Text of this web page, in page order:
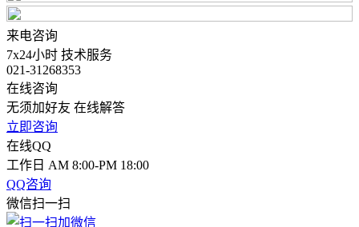
来电咨询
7x24小时 技术服务
021-31268353
在线咨询
无须加好友 在线解答
立即咨询
在线QQ
工作日 AM 8:00-PM 18:00
QQ咨询
微信扫一扫